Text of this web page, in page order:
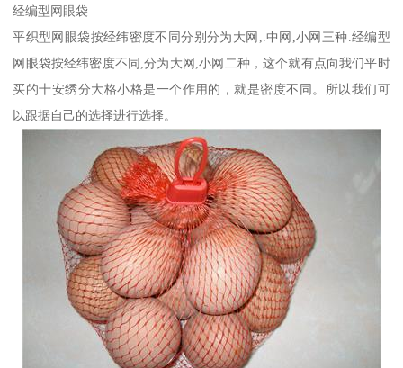
经编型网眼袋
平织型网眼袋按经纬密度不同分别分为大网,.中网,小网三种.经编型
网眼袋按经纬密度不同,分为大网,小网二种，这个就有点向我们平时
买的十安绣分大格小格是一个作用的，就是密度不同。所以我们可
以跟据自己的选择进行选择。